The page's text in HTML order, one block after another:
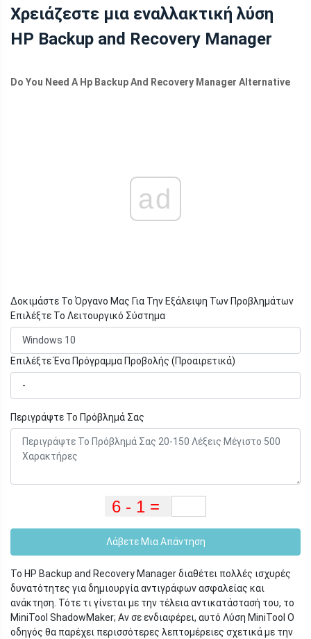
ΑΝΤΙΓΡΆΦΩΝ
ΑΣΦΑΛΕΊΑΣ
Χρειάζεστε μια εναλλακτική λύση
HP Backup and Recovery Manager
Do You Need A Hp Backup And Recovery Manager Alternative
ad
Δοκιμάστε Το Όργανο Μας Για Την Εξάλειψη Των Προβλημάτων
Επιλέξτε Το Λειτουργικό Σύστημα
Επιλέξτε Ένα Πρόγραμμα Προβολής (Προαιρετικά)
Περιγράψτε Το Πρόβλημά Σας
Λάβετε Μια Απάντηση
Το HP Backup and Recovery Manager διαθέτει πολλές ισχυρές
δυνατότητες για δημιουργία αντιγράφων ασφαλείας και
ανάκτηση. Τότε τι γίνεται με την τέλεια αντικατάστασή του, το
MiniTool ShadowMaker; Αν σε ενδιαφέρει, αυτό Λύση MiniTool Ο
οδηγός θα παρέχει περισσότερες λεπτομέρειες σχετικά με την